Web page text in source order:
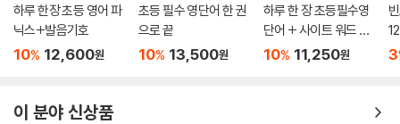
하루 한장 초등 영어 파
닉스+발음기호
10% 12,600원
초등 필수 영단어 한 권
으로 끝
10% 13,500원
하루 한 장 초등필수영
단어 + 사이트 워드 따
라쓰기
10% 11,250원
12
3
이 분야 신상품